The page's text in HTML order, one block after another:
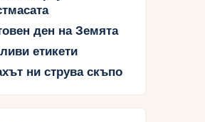
ден на Земята
етикети
ни струва скъпо